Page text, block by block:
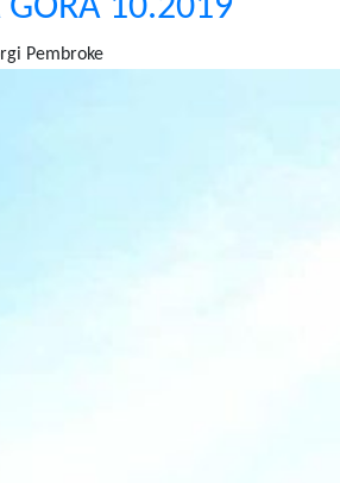
GÓRA 10.2019
Pembroke